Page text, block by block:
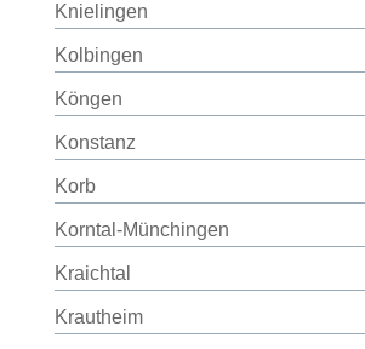
Knielingen
Kolbingen
Köngen
Konstanz
Korb
Korntal-Münchingen
Kraichtal
Krautheim